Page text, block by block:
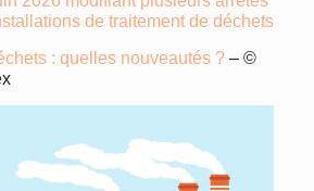
de traitement de déchets
: quelles nouveautés ? – ©